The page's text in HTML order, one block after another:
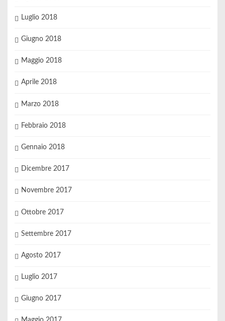
Luglio 2018
Giugno 2018
Maggio 2018
Aprile 2018
Marzo 2018
Febbraio 2018
Gennaio 2018
Dicembre 2017
Novembre 2017
Ottobre 2017
Settembre 2017
Agosto 2017
Luglio 2017
Giugno 2017